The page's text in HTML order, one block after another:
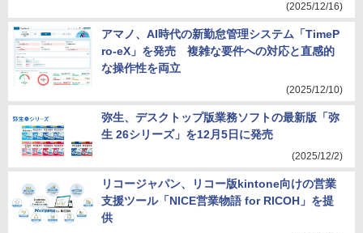
(2025/12/16)
アマノ、AI時代の新勤怠管理システム「TimeP
ro-eX」を発売 複雑な要件への対応と直感的
な操作性を両立
(2025/12/10)
弥生、デスクトップ版業務ソフトの最新版「弥
生 26シリーズ」を12月5日に発売
(2025/12/2)
リコージャパン、リコー版kintone向けの営業
支援ツール「NICE営業物語 for RICOH」を提
供